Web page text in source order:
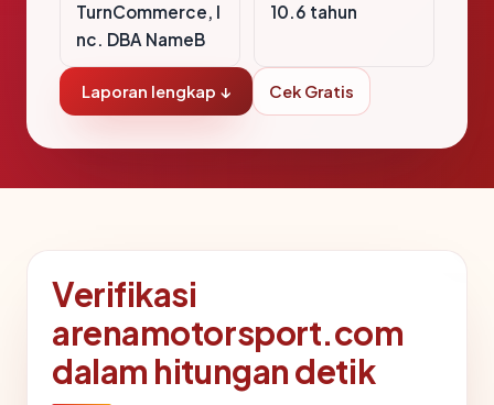
TurnCommerce, I
nc. DBA NameB
10.6 tahun
Laporan lengkap ↓ Cek Gratis
Verifikasi
arenamotorsport.com
dalam hitungan detik